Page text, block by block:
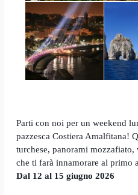
Parti con noi per un weekend
pazzesca Costiera Amalfitana!
turchese, panorami
che ti farà innamorare al primo
Dal 12 al 15 giugno 2026